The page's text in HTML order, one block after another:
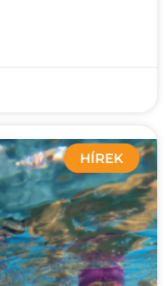
HÍREK